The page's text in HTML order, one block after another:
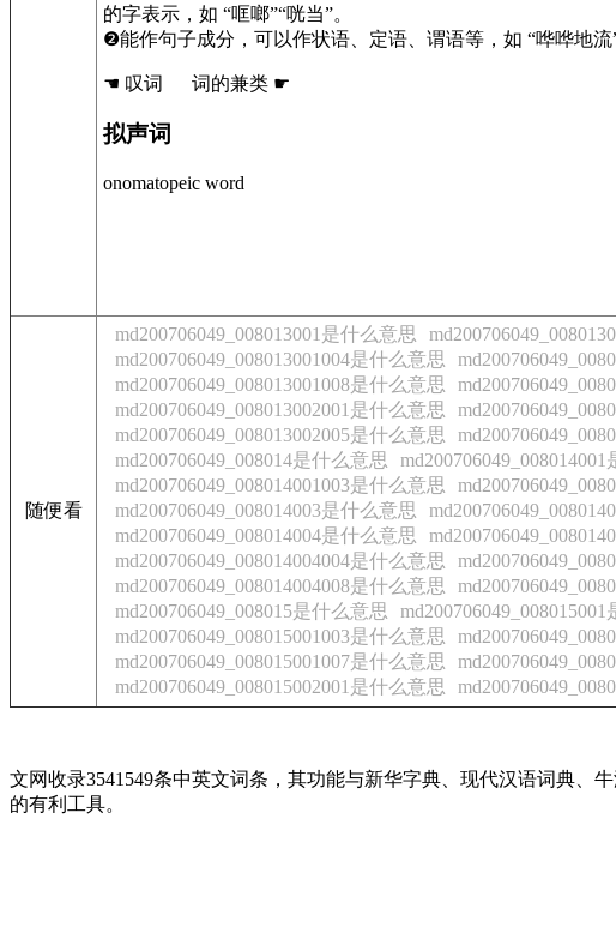
的字表示，如 “哐啷”“咣当”。
❷能作句子成分，可以作状语、定语、谓语等，如 “哗哗地
☚ 叹词 词的兼类 ☛
拟声词
onomatopeic word
随便看
md200706049_008013001是什么意思
md200706049_008013001004是什么意思
md200706049_008013001008是什么意思
md200706049_008013002001是什么意思
md200706049_008013002005是什么意思
md200706049_008014是什么意思
md200706049_008014001003是什么意思
md200706049_008014003是什么意思
md200706049_008014004是什么意思
md200706049_008014004004是什么意思
md200706049_008014004008是什么意思
md200706049_008015是什么意思
md200706049_008015001003是什么意思
md200706049_008015001007是什么意思
md200706049_008015002001是什么意思
文网收录3541549条中英文词条，其功能与新华字典、现代汉语词典
的有利工具。